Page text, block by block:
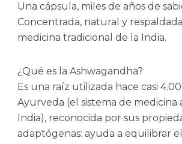
Una cápsula, miles de años de
Concentrada, natural y
medicina tradicional de la India.
¿Qué es la Ashwagandha?
Es una raíz utilizada hace casi
Ayurveda (el sistema de medicina
India), reconocida por sus
adaptógenas: ayuda a equilibrar